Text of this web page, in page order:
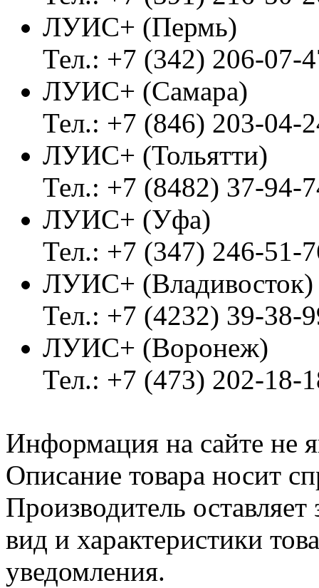
ЛУИС+ (Пермь)
Тел.: +7 (342) 206-07-
ЛУИС+ (Самара)
Тел.: +7 (846) 203-04-
ЛУИС+ (Тольятти)
Тел.: +7 (8482) 37-94-
ЛУИС+ (Уфа)
Тел.: +7 (347) 246-51-
ЛУИС+
Тел.: +7 (4232) 39-38-
ЛУИС+ (Воронеж)
Тел.: +7 (473) 202-18-
Информация на сайте не
Описание товара носит
Производитель
вид и характеристики
уведомления.